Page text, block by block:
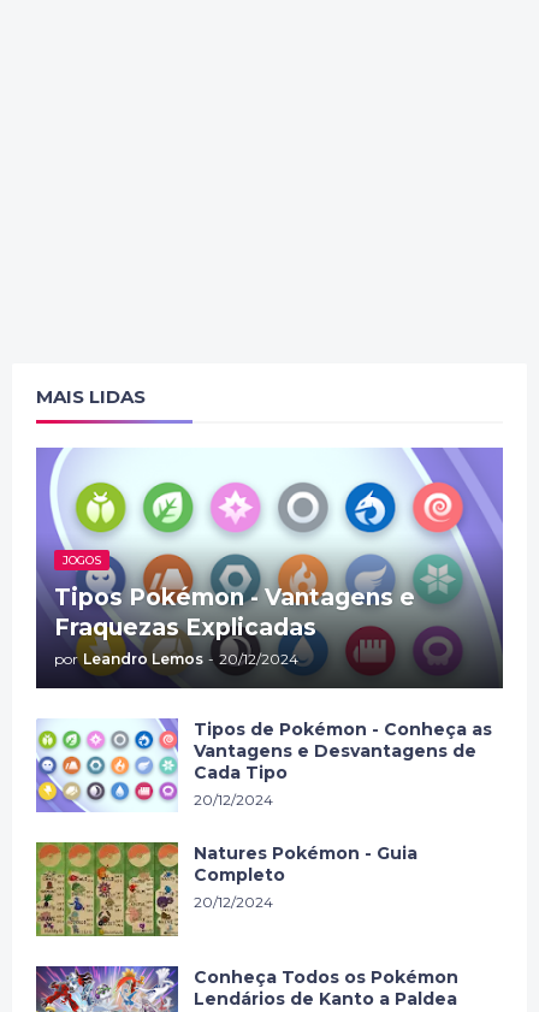
MAIS LIDAS
JOGOS
Tipos Pokémon - Vantagens e
Fraquezas Explicadas
por Leandro Lemos - 20/12/2024
Tipos de Pokémon - Conheça as
Vantagens e Desvantagens de
Cada Tipo
20/12/2024
Natures Pokémon - Guia
Completo
20/12/2024
Conheça Todos os Pokémon
Lendários de Kanto a Paldea